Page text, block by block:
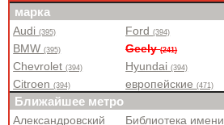
марка
Audi(395)
BMW(395)
Chevrolet(394)
Citroen(394)
Ford(394)
Geely(241)
Hyundai(394)
европейские(471)
Ближайшее метро
Александровский
Библиотека имени